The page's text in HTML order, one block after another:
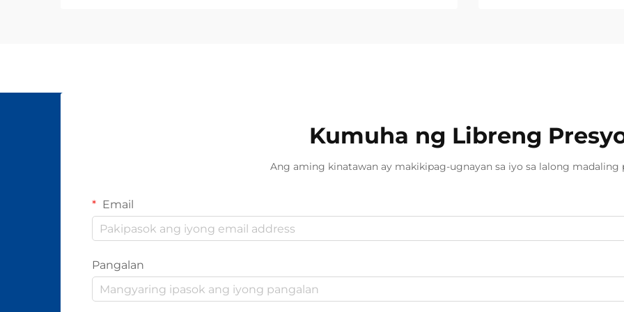
Kumuha ng Libreng
Ang aming kinatawan ay makikipag-ugnayan sa iyo sa lalong madaling
Email
Pangalan